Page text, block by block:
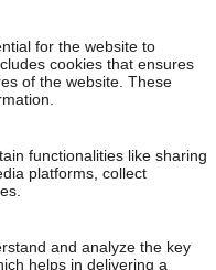
for the website to
cookies that ensures
of the website. These
functionalities like sharing
platforms, collect
and analyze the key
helps in delivering a